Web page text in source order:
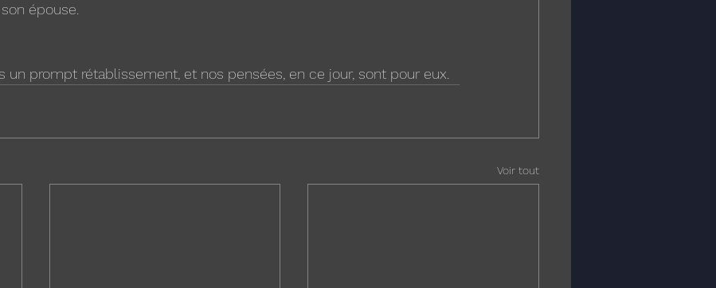
épouse.
un prompt rétablissement, et nos pensées, en ce jour, sont pour eux.
Voir tout